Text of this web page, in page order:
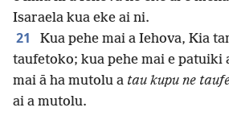
Isaraela kua eke ai ni.
21
Kua pehe mai a Iehova, Kia
taufetoko; kua pehe mai e patuiki
mai ā ha mutolu a tau kupu ne
ai a mutolu.